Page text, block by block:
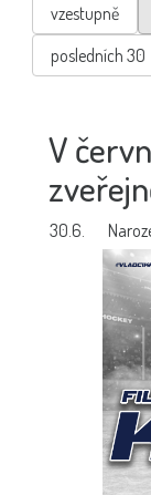
vzestupně
posledních 30
V
30.6.